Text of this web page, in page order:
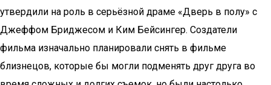
утвердили на роль в серьёзной драме «Дверь в полу» с
Джеффом Бриджесом и Ким Бейсингер. Создатели
фильма изначально планировали снять в фильме
близнецов, которые бы могли подменять друг друга во